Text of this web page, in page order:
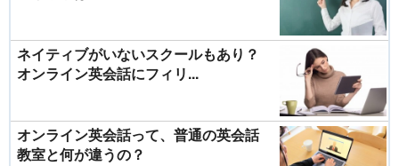
ネイティブがいないスクールもあり？
オンライン英会話にフィリ...
オンライン英会話って、普通の英会話
教室と何が違うの？